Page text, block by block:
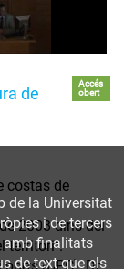
de
Accés
obert
costas de
2008 dins del
territori".
de la Universitat
i de tercers
amb finalitats
de text que els